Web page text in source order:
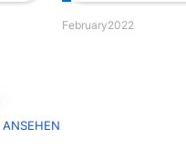
‚abendfüllender‘
February2022